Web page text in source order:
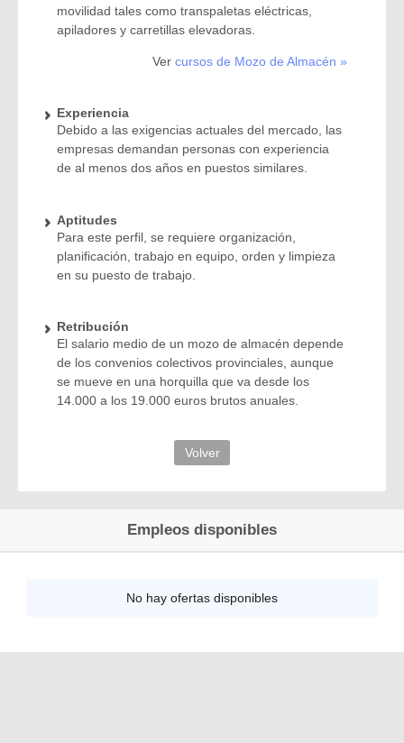
movilidad tales como transpaletas eléctricas,
apiladores y carretillas elevadoras.
Ver cursos de Mozo de Almacén »
Experiencia
Debido a las exigencias actuales del mercado, las
empresas demandan personas con experiencia
de al menos dos años en puestos similares.
Aptitudes
Para este perfil, se requiere organización,
planificación, trabajo en equipo, orden y limpieza
en su puesto de trabajo.
Retribución
El salario medio de un mozo de almacén depende
de los convenios colectivos provinciales, aunque
se mueve en una horquilla que va desde los
14.000 a los 19.000 euros brutos anuales.
Volver
Empleos disponibles
No hay ofertas disponibles